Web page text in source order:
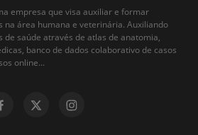
empresa que visa auxiliar e formar
na área humana e veterinária. Auxiliando
de saúde através de atlas de anatomia,
banco de dados colaborativo de casos
online...